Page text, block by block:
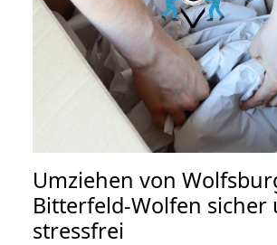
Umziehen von
Bitterfeld-Wolfen sicher
stressfrei